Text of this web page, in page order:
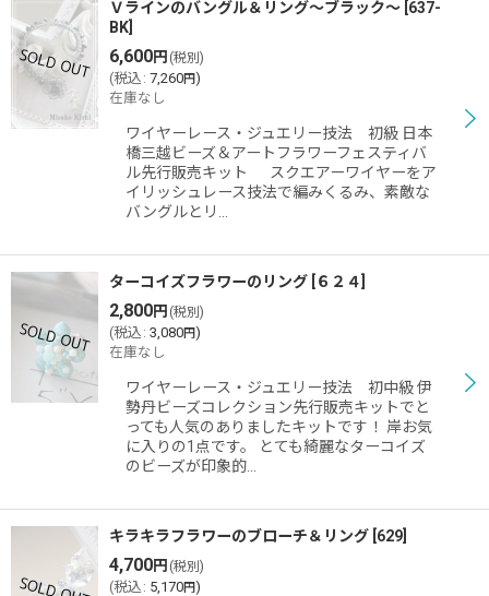
Ｖラインのバングル＆リング〜ブラック〜 637-
BK
6,600円 (税別)
(税込 : 7,260円)
在庫なし
ワイヤーレース・ジュエリー技法 初級 日本
橋三越ビーズ＆アートフラワーフェスティバ
ル先行販売キット スクエアーワイヤーをア
イリッシュレース技法で編みくるみ、素敵な
バングルとリ…
ターコイズフラワーのリング ６２４
2,800円 (税別)
(税込 : 3,080円)
在庫なし
ワイヤーレース・ジュエリー技法 初中級 伊
勢丹ビーズコレクション先行販売キットでと
っても人気のありましたキットです！ 岸お気
に入りの1点です。 とても綺麗なターコイズ
のビーズが印象的…
キラキラフラワーのブローチ＆リング 629
4,700円 (税別)
(税込 : 5,170円)